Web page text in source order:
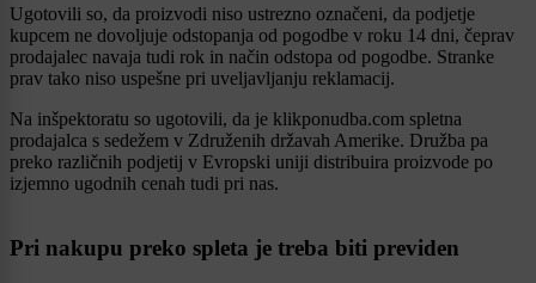
Ugotovili so, da proizvodi niso ustrezno označeni, da podjetje
kupcem ne dovoljuje odstopanja od pogodbe v roku 14 dni, čeprav
prodajalec navaja tudi rok in način odstopa od pogodbe. Stranke
prav tako niso uspešne pri uveljavljanju reklamacij.
Na inšpektoratu so ugotovili, da je klikponudba.com spletna
prodajalca s sedežem v Združenih državah Amerike. Družba pa
preko različnih podjetij v Evropski uniji distribuira proizvode po
izjemno ugodnih cenah tudi pri nas.
Pri nakupu preko spleta je treba biti previden